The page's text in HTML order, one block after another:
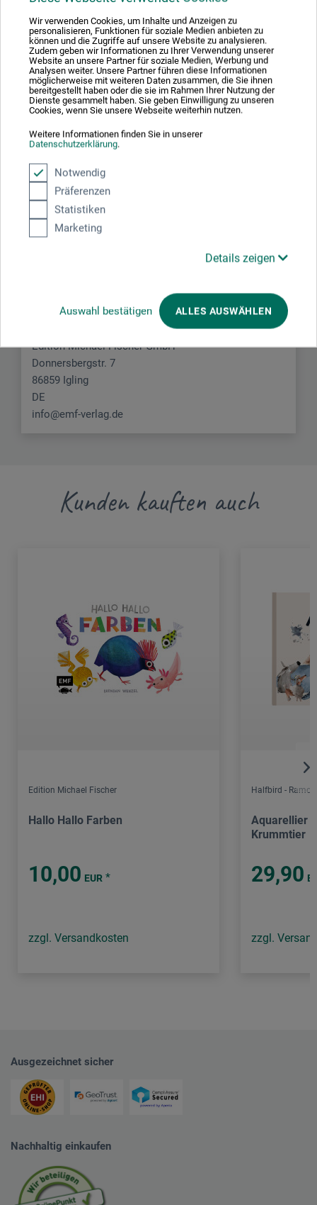
Wir verwenden Cookies, um Inhalte und Anzeigen zu
personalisieren, Funktionen für soziale Medien anbieten zu
können und die Zugriffe auf unsere Website zu analysieren.
Zudem geben wir Informationen zu Ihrer Verwendung unserer
Website an unsere Partner für soziale Medien, Werbung und
Analysen weiter. Unsere Partner führen diese Informationen
möglicherweise mit weiteren Daten zusammen, die Sie ihnen
bereitgestellt haben oder die sie im Rahmen Ihrer Nutzung der
Dienste gesammelt haben. Sie geben Einwilligung zu unseren
Cookies, wenn Sie unsere Webseite weiterhin nutzen.
Weitere Informationen finden Sie in unserer
Datenschutzerklärung.
Notwendig
Präferenzen
Statistiken
Marketing
Details zeigen
Auswahl bestätigen ALLES AUSWÄHLEN
Produktbewertungen (0)
Schreiben Sie die erste Bewertung zu diesem Produkt
JETZT PRODUKT BEWERTEN
Hersteller-Kontakt
diesem Produkt.
Edition Michael Fischer GmbH
Donnersbergstr. 7
86859 Igling
DE
info@emf-verlag.de
Kunden kauften auch
Edition Michael Fischer
Hallo Hallo Farben
10,00 EUR *
zzgl. Versandkosten
Halfbird -
Aquarellier
Krummtier
29,90
zzgl.
Ausgezeichnet sicher
Nachhaltig einkaufen